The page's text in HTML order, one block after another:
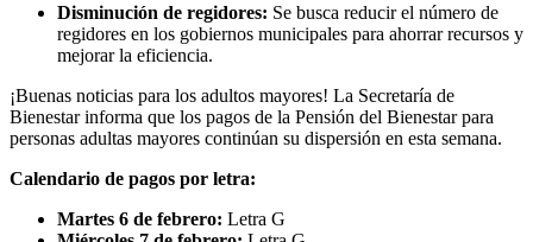
Disminución de regidores: Se busca reducir el número de
regidores en los gobiernos municipales para ahorrar recursos y
mejorar la eficiencia.
¡Buenas noticias para los adultos mayores! La Secretaría de
Bienestar informa que los pagos de la Pensión del Bienestar para
personas adultas mayores continúan su dispersión en esta semana.
Calendario de pagos por letra:
Martes 6 de febrero: Letra G